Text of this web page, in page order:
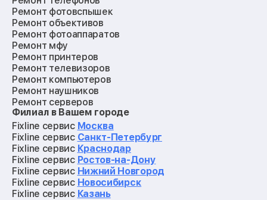
Ремонт фотовспышек
Ремонт объективов
Ремонт фотоаппаратов
Ремонт мфу
Ремонт принтеров
Ремонт телевизоров
Ремонт компьютеров
Ремонт наушников
Ремонт серверов
Ремонт мониторов
Ремонт квадрокоптеров
Ремонт электросамокатов
Ремонт материнских плат
Ремонт видеокарт
Ремонт кофемашин
Ремонт vr систем
Ремонт игровых приставок
Филиал в Вашем городе
Fixline сервис Москва
Fixline сервис Санкт-Петербург
Fixline сервис Краснодар
Fixline сервис Ростов-на-Дону
Fixline сервис Нижний Новгород
Fixline сервис Новосибирск
Fixline сервис Казань